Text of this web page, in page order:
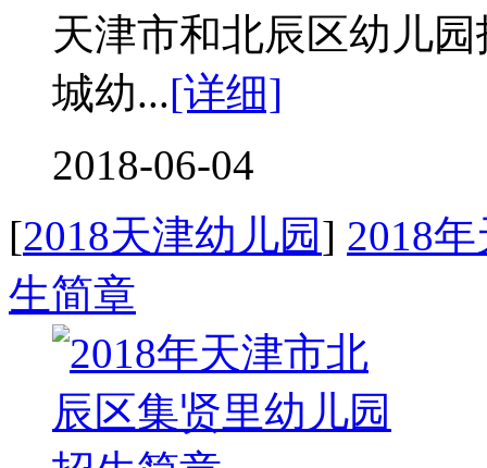
天津市和北辰区幼儿
城幼...[详细]
2018-06-04
[2018天津幼儿园] 2018
生简章